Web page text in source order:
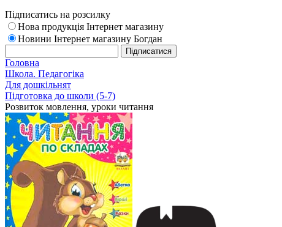
Підписатись на розсилку
Нова продукція Інтернет магазину
Новини Інтернет магазину Богдан
Головна
Школа. Педагогіка
Для дошкільнят
Підготовка до школи (5-7)
Розвиток мовлення, уроки читання